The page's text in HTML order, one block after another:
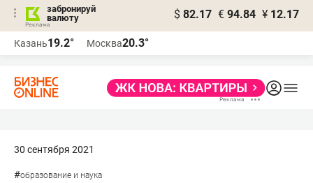
забронируй
валюту
$ 82.17 € 94.84 ¥ 12.17
Казань19.2° Москва20.3°
30 сентября 2021
#образование и наука